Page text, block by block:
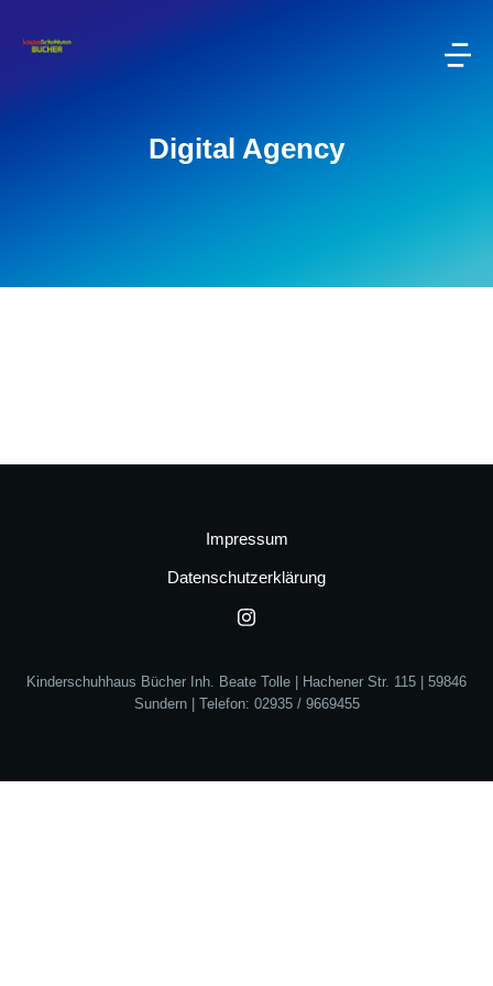
Digital Agency
Impressum
Datenschutzerklärung
Kinderschuhhaus Bücher Inh. Beate Tolle | Hachener Str. 115 | 59846
Sundern | Telefon: 02935 / 9669455